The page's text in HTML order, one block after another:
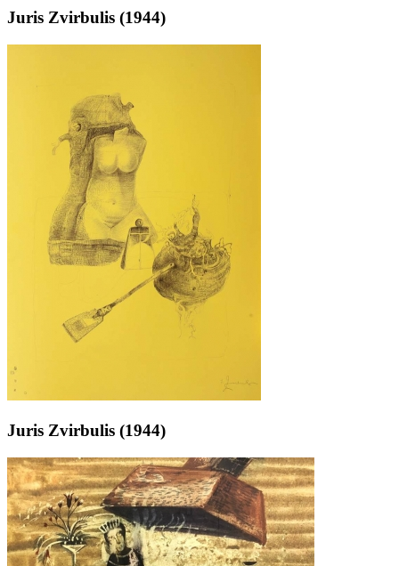
Juris Zvirbulis (1944)
Juris Zvirbulis (1944)